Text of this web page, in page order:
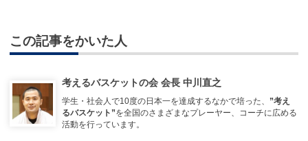
この記事をかいた人
考えるバスケットの会 会長 中川直之
学生・社会人で10度の日本一を達成するなかで培った、 ”考え
るバスケット”を全国のさまざまなプレーヤー、コーチに広める
活動を行っています。